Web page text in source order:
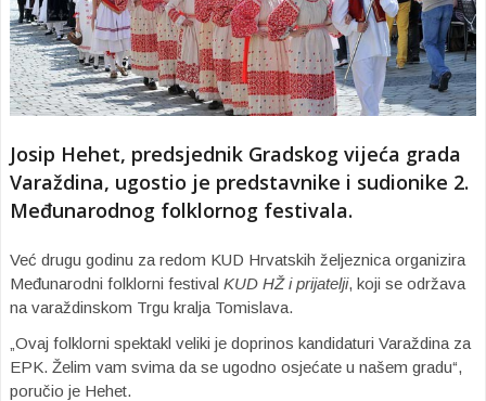
Josip Hehet, predsjednik Gradskog vijeća grada
Varaždina, ugostio je predstavnike i sudionike 2.
Međunarodnog folklornog festivala.
Već drugu godinu za redom KUD Hrvatskih željeznica organizira
Međunarodni folklorni festival KUD HŽ i prijatelji, koji se održava
na varaždinskom Trgu kralja Tomislava.
„Ovaj folklorni spektakl veliki je doprinos kandidaturi Varaždina za
EPK. Želim vam svima da se ugodno osjećate u našem gradu“,
poručio je Hehet.